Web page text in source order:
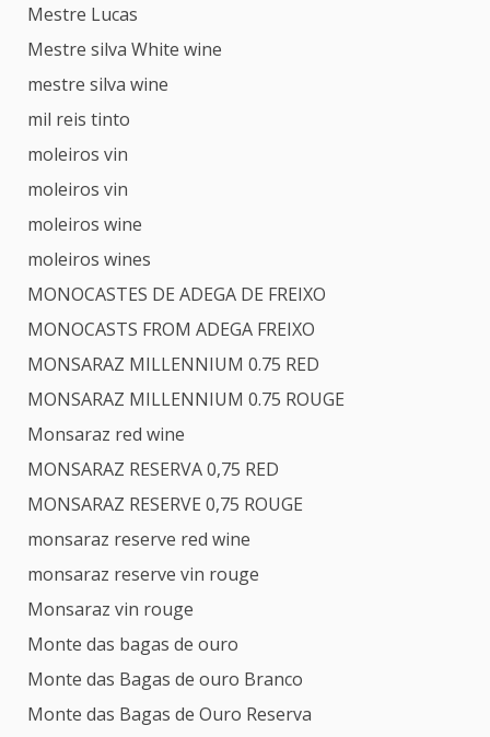
Mestre Lucas
Mestre silva White wine
mestre silva wine
mil reis tinto
moleiros vin
moleiros vin
moleiros wine
moleiros wines
MONOCASTES DE ADEGA DE FREIXO
MONOCASTS FROM ADEGA FREIXO
MONSARAZ MILLENNIUM 0.75 RED
MONSARAZ MILLENNIUM 0.75 ROUGE
Monsaraz red wine
MONSARAZ RESERVA 0,75 RED
MONSARAZ RESERVE 0,75 ROUGE
monsaraz reserve red wine
monsaraz reserve vin rouge
Monsaraz vin rouge
Monte das bagas de ouro
Monte das Bagas de ouro Branco
Monte das Bagas de Ouro Reserva